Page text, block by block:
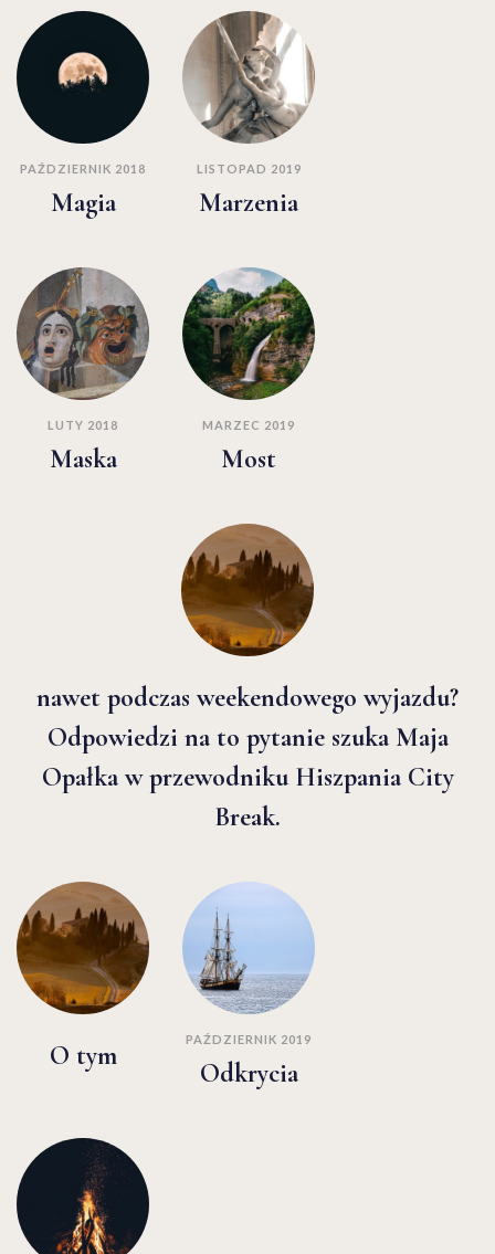
PAŹDZIERNIK 2018
Magia
LISTOPAD 2019
Marzenia
LUTY 2018
Maska
MARZEC 2019
Most
nawet podczas weekendowego wyjazdu?
Odpowiedzi na to pytanie szuka Maja
Opałka w przewodniku Hiszpania City
Break.
O tym
PAŹDZIERNIK 2019
Odkrycia